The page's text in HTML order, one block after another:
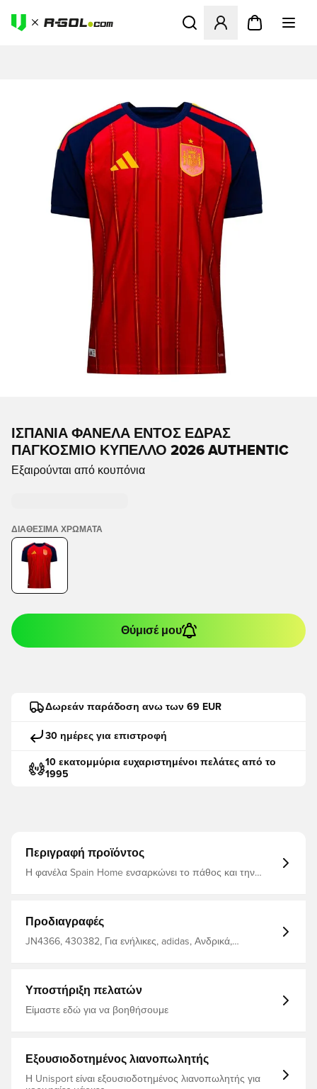
Ανοίγει ένα Modal για να
ΙΣΠΑΝΊΑ ΦΑΝΈΛΑ ΕΝΤΌΣ ΈΔΡΑΣ
ΠΑΓΚΌΣΜΙΟ ΚΎΠΕΛΛΟ 2026 AUTHENTIC
Εξαιρούνται από κουπόνια
ΔΙΑΘΈΣΙΜΑ ΧΡΏΜΑΤΑ
Θύμισέ μου
Δωρεάν παράδοση ανω των 69 EUR
30 ημέρες για επιστροφή
10 εκατομμύρια ευχαριστημένοι πελάτες από το
1995
Περιγραφή προϊόντος
Η φανέλα Spain Home ενσαρκώνει το πάθος και την
σημαίας, ενώ η λεπτομέρεια του λαιμού, εμπνευσμένη
από το «La Ñ», αποτίει φόρο τιμής στο παραδοσιακό
ιδιαίτερο στοιχείο της ισπανικής γλώσσας. Αυθεντικό
πολυεστέρα.
Προδιαγραφές
JN4366, 430382, Για ενήλικες, adidas, Ανδρικά,
Υποστήριξη πελατών
Είμαστε εδώ για να βοηθήσουμε
Εξουσιοδοτημένος λιανοπωλητής
Η Unisport είναι εξουσιοδοτημένος λιανοπωλητής για